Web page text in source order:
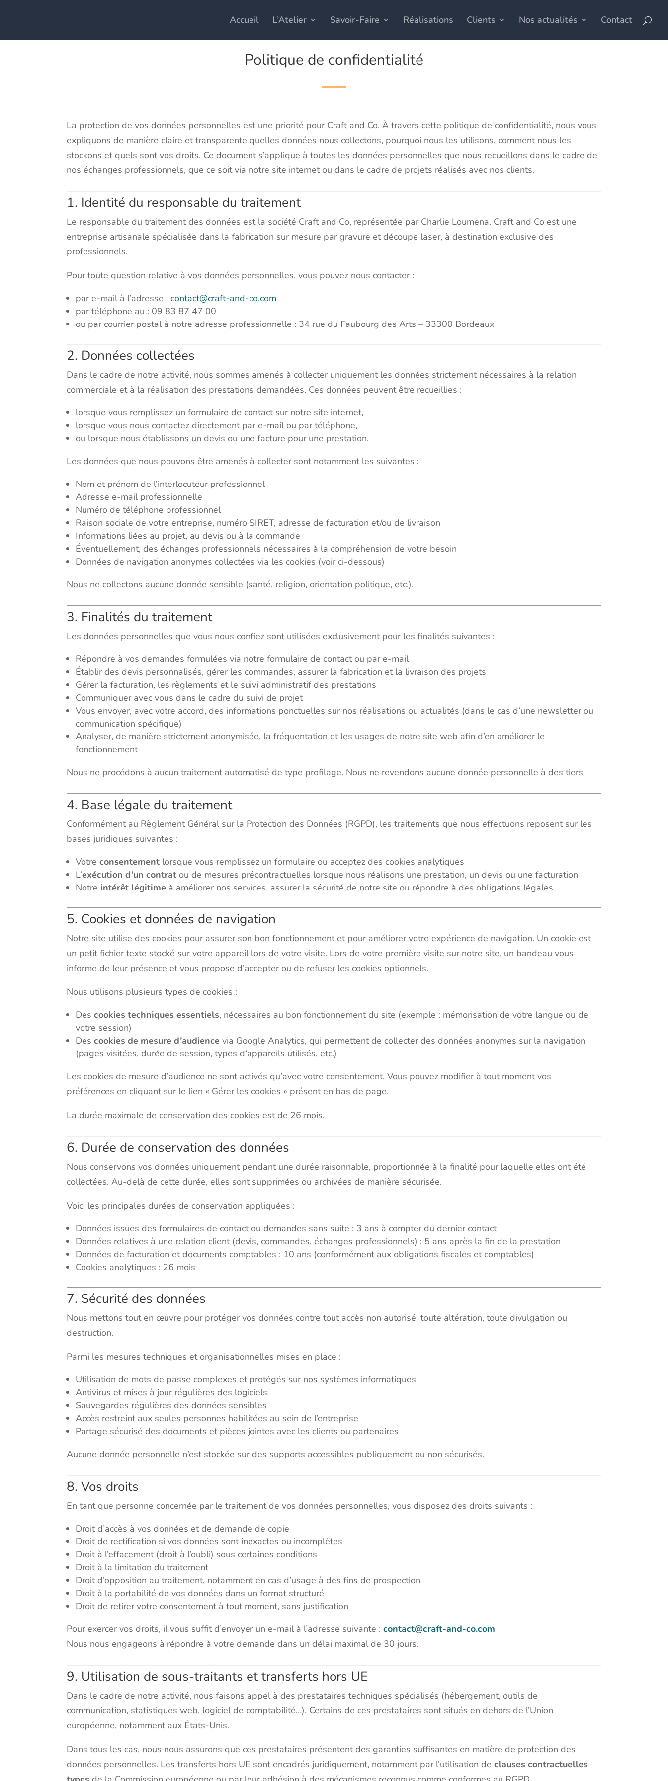
Accueil L’Atelier Savoir-Faire Réalisations Clients Nos actualités Contact
Politique de confidentialité
La protection de vos données personnelles est une priorité pour Craft and Co. À travers cette politique de confidentialité, nous vous
expliquons de manière claire et transparente quelles données nous collectons, pourquoi nous les utilisons, comment nous les
stockons et quels sont vos droits. Ce document s’applique à toutes les données personnelles que nous recueillons dans le cadre de
nos échanges professionnels, que ce soit via notre site internet ou dans le cadre de projets réalisés avec nos clients.
1. Identité du responsable du traitement
Le responsable du traitement des données est la société Craft and Co, représentée par Charlie Loumena. Craft and Co est une
entreprise artisanale spécialisée dans la fabrication sur mesure par gravure et découpe laser, à destination exclusive des
professionnels.
Pour toute question relative à vos données personnelles, vous pouvez nous contacter :
par e-mail à l’adresse :contact@craft-and-co.com
par téléphone au : 09 83 87 47 00
ou par courrier postal à notre adresse professionnelle : 34 rue du Faubourg des Arts – 33300 Bordeaux
2. Données collectées
Dans le cadre de notre activité, nous sommes amenés à collecter uniquement les données strictement nécessaires à la relation
commerciale et à la réalisation des prestations demandées. Ces données peuvent être recueillies :
lorsque vous remplissez un formulaire de contact sur notre site internet,
lorsque vous nous contactez directement par e-mail ou par téléphone,
ou lorsque nous établissons un devis ou une facture pour une prestation.
Les données que nous pouvons être amenés à collecter sont notamment les suivantes :
Nom et prénom de l’interlocuteur professionnel
Adresse e-mail professionnelle
Numéro de téléphone professionnel
Raison sociale de votre entreprise, numéro SIRET, adresse de facturation et/ou de livraison
Informations liées au projet, au devis ou à la commande
Éventuellement, des échanges professionnels nécessaires à la compréhension de votre besoin
Données de navigation anonymes collectées via les cookies (voir ci-dessous)
Nous ne collectons aucune donnée sensible (santé, religion, orientation politique, etc.).
3. Finalités du traitement
Les données personnelles que vous nous confiez sont utilisées exclusivement pour les finalités suivantes :
Répondre à vos demandes formulées via notre formulaire de contact ou par e-mail
Établir des devis personnalisés, gérer les commandes, assurer la fabrication et la livraison des projets
Gérer la facturation, les règlements et le suivi administratif des prestations
Communiquer avec vous dans le cadre du suivi de projet
Vous envoyer, avec votre accord, des informations ponctuelles sur nos réalisations ou actualités (dans le cas d’une newsletter ou
communication spécifique)
Analyser, de manière strictement anonymisée, la fréquentation et les usages de notre site web afin d’en améliorer le
fonctionnement
Nous ne procédons à aucun traitement automatisé de type profilage. Nous ne revendons aucune donnée personnelle à des tiers.
4. Base légale du traitement
Conformément au Règlement Général sur la Protection des Données (RGPD), les traitements que nous effectuons reposent sur les
bases juridiques suivantes :
Votreconsentement lorsque vous remplissez un formulaire ou acceptez des cookies analytiques
L’exécution d’un contrat ou de mesures précontractuelles lorsque nous réalisons une prestation, un devis ou une facturation
Notre intérêt légitime à améliorer nos services, assurer la sécurité de notre site ou répondre à des obligations légales
5. Cookies et données de navigation
Notre site utilise des cookies pour assurer son bon fonctionnement et pour améliorer votre expérience de navigation. Un cookie est
un petit fichier texte stocké sur votre appareil lors de votre visite. Lors de votre première visite sur notre site, un bandeau vous
informe de leur présence et vous propose d’accepter ou de refuser les cookies optionnels.
Nous utilisons plusieurs types de cookies :
Descookies techniques essentiels, nécessaires au bon fonctionnement du site (exemple : mémorisation de votre langue ou de
votre session)
Descookies de mesure d’audience via Google Analytics, qui permettent de collecter des données anonymes sur la navigation
(pages visitées, durée de session, types d’appareils utilisés, etc.)
Les cookies de mesure d’audience ne sont activés qu’avec votre consentement. Vous pouvez modifier à tout moment vos
préférences en cliquant sur le lien « Gérer les cookies » présent en bas de page.
La durée maximale de conservation des cookies est de 26 mois.
6. Durée de conservation des données
Nous conservons vos données uniquement pendant une durée raisonnable, proportionnée à la finalité pour laquelle elles ont été
collectées. Au-delà de cette durée, elles sont supprimées ou archivées de manière sécurisée.
Voici les principales durées de conservation appliquées :
Données issues des formulaires de contact ou demandes sans suite : 3 ans à compter du dernier contact
Données relatives à une relation client (devis, commandes, échanges professionnels) : 5 ans après la fin de la prestation
Données de facturation et documents comptables : 10 ans (conformément aux obligations fiscales et comptables)
Cookies analytiques : 26 mois
7. Sécurité des données
Nous mettons tout en œuvre pour protéger vos données contre tout accès non autorisé, toute altération, toute divulgation ou
destruction.
Parmi les mesures techniques et organisationnelles mises en place :
Utilisation de mots de passe complexes et protégés sur nos systèmes informatiques
Antivirus et mises à jour régulières des logiciels
Sauvegardes régulières des données sensibles
Accès restreint aux seules personnes habilitées au sein de l’entreprise
Partage sécurisé des documents et pièces jointes avec les clients ou partenaires
Aucune donnée personnelle n’est stockée sur des supports accessibles publiquement ou non sécurisés.
8. Vos droits
En tant que personne concernée par le traitement de vos données personnelles, vous disposez des droits suivants :
Droit d’accès à vos données et de demande de copie
Droit de rectification si vos données sont inexactes ou incomplètes
Droit à l’effacement (droit à l’oubli) sous certaines conditions
Droit à la limitation du traitement
Droit d’opposition au traitement, notamment en cas d’usage à des fins de prospection
Droit à la portabilité de vos données dans un format structuré
Droit de retirer votre consentement à tout moment, sans justification
Pour exercer vos droits, il vous suffit d’envoyer un e-mail à l’adresse suivante :contact@craft-and-co.com
Nous nous engageons à répondre à votre demande dans un délai maximal de 30 jours.
9. Utilisation de sous-traitants et transferts hors UE
Dans le cadre de notre activité, nous faisons appel à des prestataires techniques spécialisés (hébergement, outils de
communication, statistiques web, logiciel de comptabilité…). Certains de ces prestataires sont situés en dehors de l’Union
européenne, notamment aux États-Unis.
Dans tous les cas, nous nous assurons que ces prestataires présentent des garanties suffisantes en matière de protection des
données personnelles. Les transferts hors UE sont encadrés juridiquement, notamment par l’utilisation declauses contractuelles